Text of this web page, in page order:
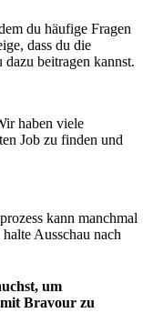
du häufige Fragen
dass du die
beitragen kannst.
haben viele
Job zu finden und
kann manchmal
Ausschau nach
um
Bravour zu